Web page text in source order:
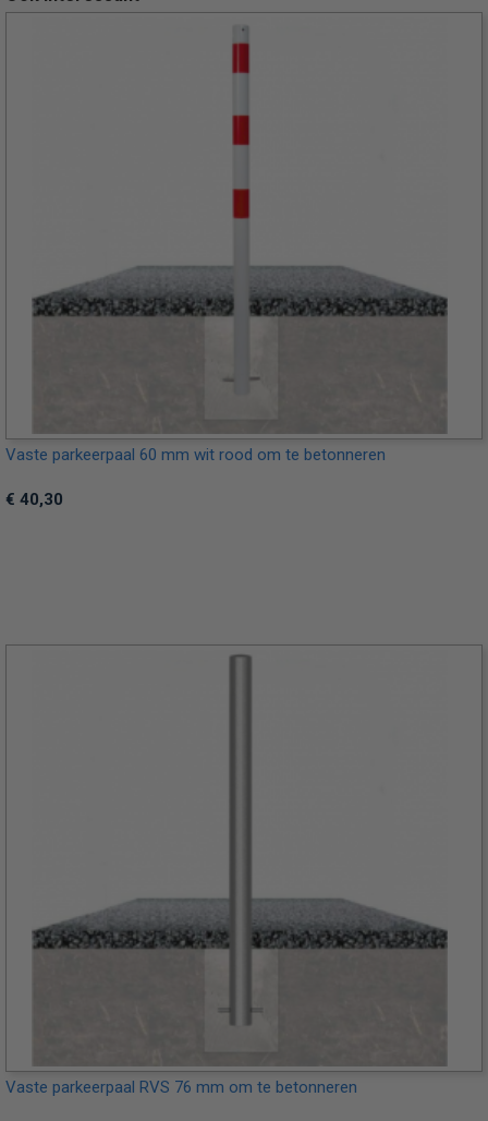
Vaste parkeerpaal 60 mm wit rood om te betonneren
€ 40,30
Vaste parkeerpaal RVS 76 mm om te betonneren